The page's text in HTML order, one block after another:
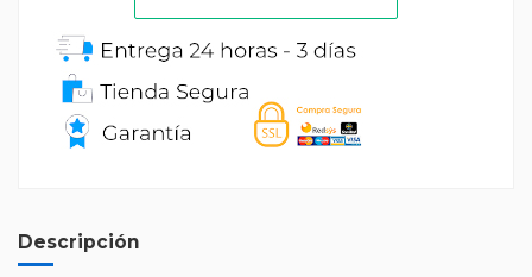
Descripción